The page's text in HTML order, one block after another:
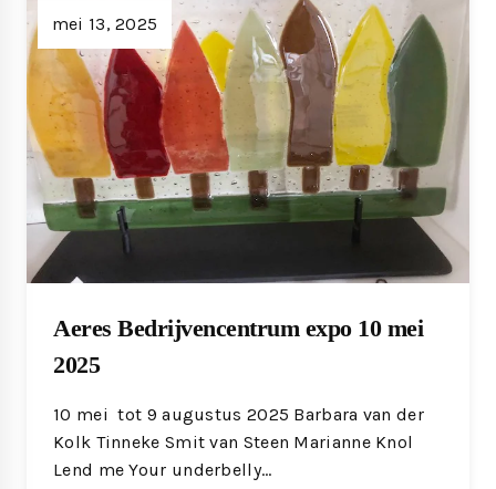
Aeres Bedrijvencentrum expo 10 mei
2025
mei 13, 2025
10 mei tot 9 augustus 2025 Barbara van der
Kolk Tinneke Smit van Steen Marianne Knol
Lend me Your underbelly…